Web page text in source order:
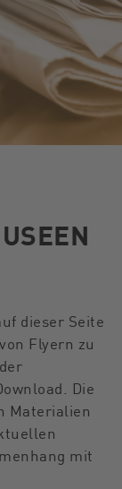
dieser Seite
Flyern zu
Die
Materialien
mit